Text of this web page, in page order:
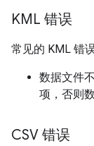
KML 错误
常见的 KML 错
数据文件
项，否则
CSV 错误